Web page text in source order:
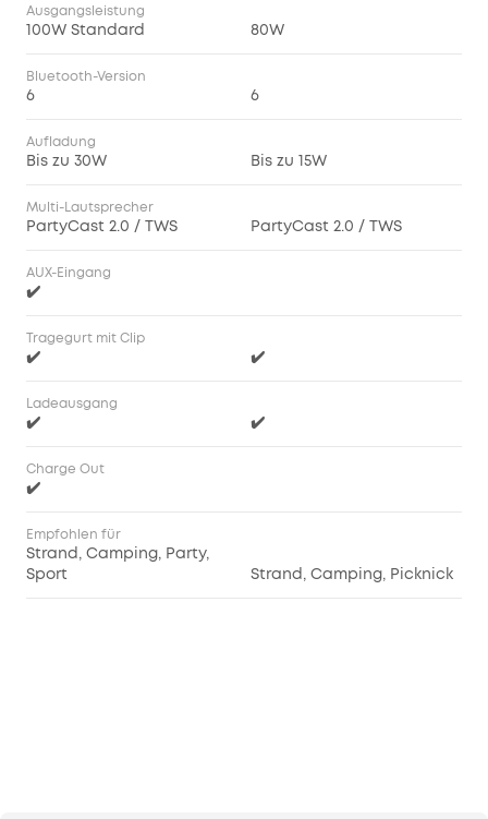
Ausgangsleistung
100W Standard 80W
Bluetooth-Version
6 6
Aufladung
Bis zu 30W Bis zu 15W
Multi-Lautsprecher
PartyCast 2.0 / TWS PartyCast 2.0 / TWS
AUX-Eingang
✔️
Tragegurt mit Clip
✔️ ✔️
Ladeausgang
✔️ ✔️
Charge Out
✔️
Empfohlen für
Strand, Camping, Party,
Sport
Strand, Camping, Picknick